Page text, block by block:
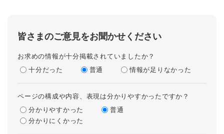
皆さまのご意見をお聞かせください
お求めの情報が十分掲載されていましたか？
十分だった
普通 情報が足りなかった
ページの構成や内容、表現は分かりやすかったですか？
分かりやすかった
普通
分かりにくかった